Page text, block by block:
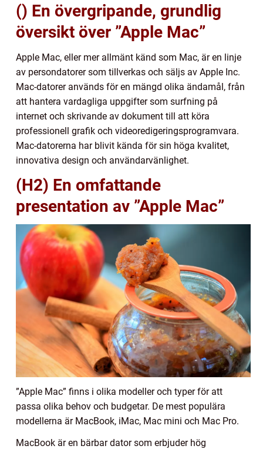
() En övergripande, grundlig
översikt över ”Apple Mac”
Apple Mac, eller mer allmänt känd som Mac, är en linje
av persondatorer som tillverkas och säljs av Apple Inc.
Mac-datorer används för en mängd olika ändamål, från
att hantera vardagliga uppgifter som surfning på
internet och skrivande av dokument till att köra
professionell grafik och videoredigeringsprogramvara.
Mac-datorerna har blivit kända för sin höga kvalitet,
innovativa design och användarvänlighet.
(H2) En omfattande
presentation av ”Apple Mac”
”Apple Mac” finns i olika modeller och typer för att
passa olika behov och budgetar. De mest populära
modellerna är MacBook, iMac, Mac mini och Mac Pro.
MacBook är en bärbar dator som erbjuder hög